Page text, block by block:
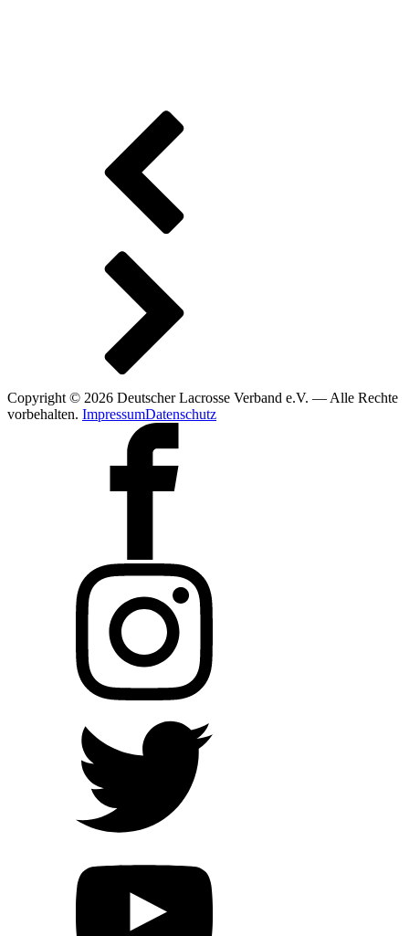
Copyright © 2026 Deutscher Lacrosse Verband e.V. — Alle Rechte
vorbehalten. ImpressumDatenschutz